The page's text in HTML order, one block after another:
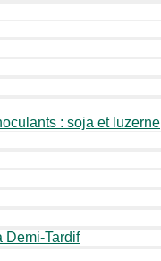
: soja et luzerne
Demi-Tardif